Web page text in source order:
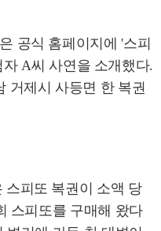
공식 홈페이지에 '스피
자 A씨 사연을 소개했다.
거제시 사등면 한 복권
스피또 복권이 소액 당
스피또를 구매해 왔다